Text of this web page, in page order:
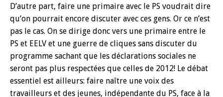
D’autre part, faire une primaire avec le PS voudrait dire
qu’on pourrait encore discuter avec ces gens. Or ce n’est
pas le cas. On se dirige donc vers une primaire entre le
PS et EELV et une guerre de cliques sans discuter du
programme sachant que les déclarations sociales ne
seront pas plus respectées que celles de 2012! Le débat
essentiel est ailleurs: faire naître une voix des
travailleurs et des jeunes, indépendante du PS, face à la